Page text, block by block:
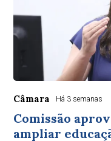
Câmara Há 3 semanas
Comissão
ampliar